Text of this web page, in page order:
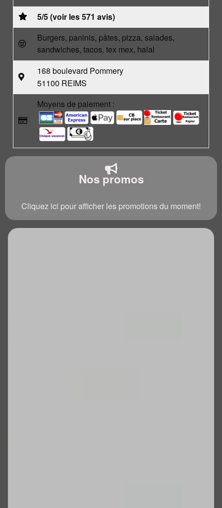
5/5 (voir les 571 avis)
Burgers, paninis, pâtes, pizza, salades,
sandwiches, tacos, tex mex, halal
168 boulevard Pommery
51100 REIMS
Moyens de paiement :
Nos promos
Cliquez ici pour afficher les promotions du moment!